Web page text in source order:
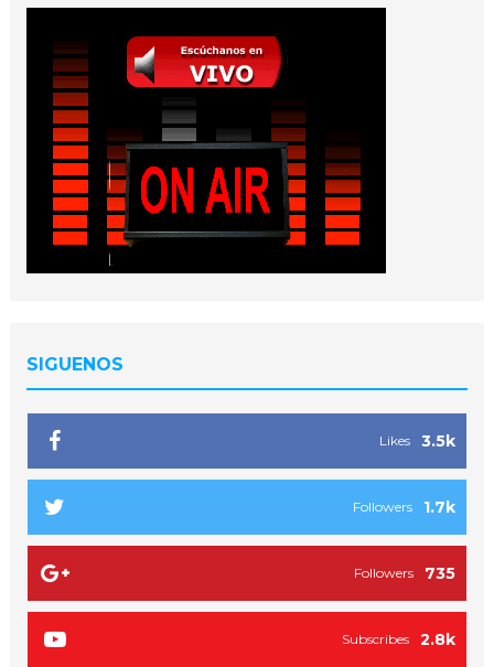
SIGUENOS
3.5k
Likes
1.7k
Followers
735
Followers
2.8k
Subscribes